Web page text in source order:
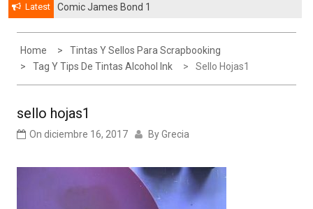
Latest Comic James Bond 1
Home
Tintas Y Sellos Para Scrapbooking
Tag Y Tips De Tintas Alcohol Ink
Sello Hojas1
sello hojas1
On diciembre 16, 2017 ByGrecia